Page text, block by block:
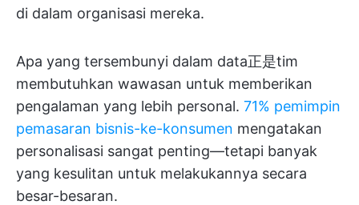
di dalam organisasi mereka.
Apa yang tersembunyi dalam data正是tim
membutuhkan wawasan untuk memberikan
pengalaman yang lebih personal. 71% pemimpin
pemasaran bisnis-ke-konsumen mengatakan
personalisasi sangat penting—tetapi banyak
yang kesulitan untuk melakukannya secara
besar-besaran.